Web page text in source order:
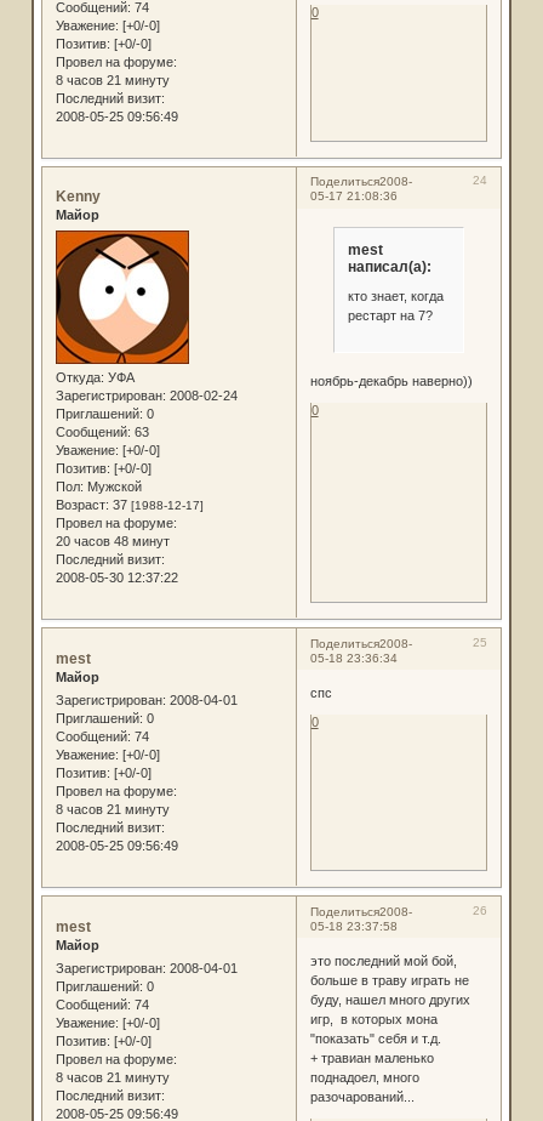
Сообщений: 74
Уважение: [+0/-0]
Позитив: [+0/-0]
Провел на форуме:
8 часов 21 минуту
Последний визит:
2008-05-25 09:56:49
0
Поделиться 24
2008-
05-17 21:08:36
Kenny
Майор
Откуда: УФА
Зарегистрирован: 2008-02-24
Приглашений: 0
Сообщений: 63
Уважение: [+0/-0]
Позитив: [+0/-0]
Пол: Мужской
Возраст: 37 [1988-12-17]
Провел на форуме:
20 часов 48 минут
Последний визит:
2008-05-30 12:37:22
mest
написал(а):
кто знает, когда
рестарт на 7?
ноябрь-декабрь наверно))
0
Поделиться 25
2008-
05-18 23:36:34
mest
Майор
Зарегистрирован: 2008-04-01
Приглашений: 0
Сообщений: 74
Уважение: [+0/-0]
Позитив: [+0/-0]
Провел на форуме:
8 часов 21 минуту
Последний визит:
2008-05-25 09:56:49
спс
0
Поделиться 26
2008-
05-18 23:37:58
mest
Майор
Зарегистрирован: 2008-04-01
Приглашений: 0
Сообщений: 74
Уважение: [+0/-0]
Позитив: [+0/-0]
Провел на форуме:
8 часов 21 минуту
Последний визит:
2008-05-25 09:56:49
это последний мой бой,
больше в траву играть не
буду, нашел много других
игр, в которых мона
"показать" себя и т.д.
+ травиан маленько
поднадоел, много
разочарований...